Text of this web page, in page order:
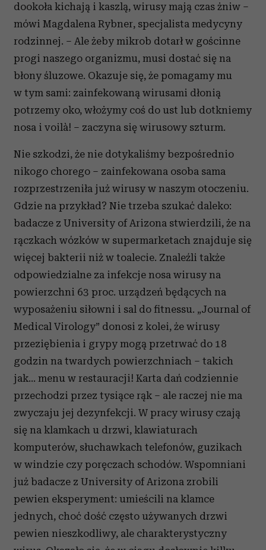
dookoła kichają i kaszlą, wirusy mają czas żniw –
mówi Magdalena Rybner, specjalista medycyny
rodzinnej. – Ale żeby mikrob dotarł w gościnne
progi naszego organizmu, musi dostać się na
błony śluzowe. Okazuje się, że pomagamy mu
w tym sami: zainfekowaną wirusami dłonią
potrzemy oko, włożymy coś do ust lub dotkniemy
nosa i voilà! – zaczyna się wirusowy szturm.
Nie szkodzi, że nie dotykaliśmy bezpośrednio
nikogo chorego – zainfekowana osoba sama
rozprzestrzeniła już wirusy w naszym otoczeniu.
Gdzie na przykład? Nie trzeba szukać daleko:
badacze z University of Arizona stwierdzili, że na
rączkach wózków w supermarketach znajduje się
więcej bakterii niż w toalecie. Znaleźli także
odpowiedzialne za infekcje nosa wirusy na
powierzchni 63 proc. urządzeń będących na
wyposażeniu siłowni i sal do fitnessu. „Journal of
Medical Virology” donosi z kolei, że wirusy
przeziębienia i grypy mogą przetrwać do 18
godzin na twardych powierzchniach – takich
jak… menu w restauracji! Karta dań codziennie
przechodzi przez tysiące rąk – ale raczej nie ma
zwyczaju jej dezynfekcji. W pracy wirusy czają
się na klamkach u drzwi, klawiaturach
komputerów, słuchawkach telefonów, guzikach
w windzie czy poręczach schodów. Wspomniani
już badacze z University of Arizona zrobili
pewien eksperyment: umieścili na klamce
jednych, choć dość często używanych drzwi
pewien nieszkodliwy, ale charakterystyczny